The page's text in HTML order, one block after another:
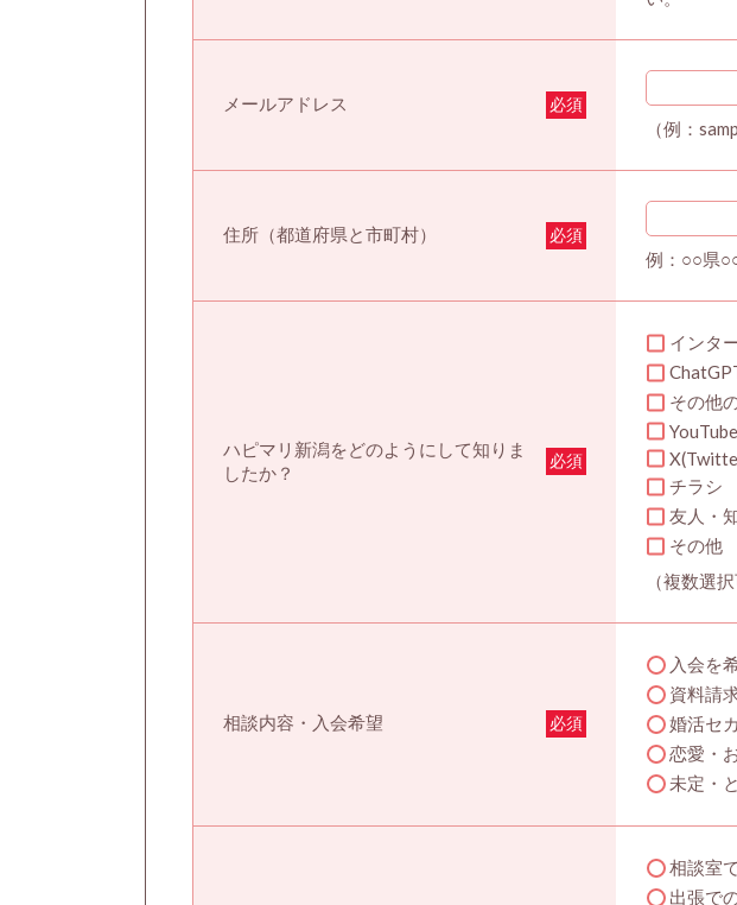
メールアドレス 必須
（例：
住所（都道府県と市町村） 必須
例：○○県
ハピマリ新潟をどのようにして知りま
したか？
必須
インタ
その他
YouTube
チラシ
友人・
その他
（複数選択
相談内容・入会希望 必須
入会を
資料請
婚活セ
恋愛・
未定・
相談室
出張で